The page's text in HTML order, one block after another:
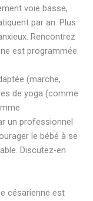
voie basse,
par an. Plus
Rencontrez
est programmée.
(marche,
de yoga (comme
un professionnel
le bébé à se
Discutez-en
césarienne est